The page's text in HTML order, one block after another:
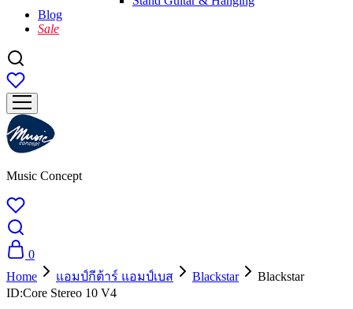
Blog
Sale
Music Concept
0
Home
แอมป์กีต้าร์ แอมป์เบส Blackstar
Blackstar
ID:Core Stereo 10 V4